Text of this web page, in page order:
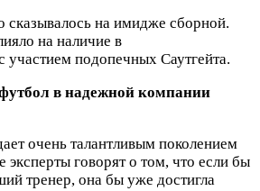
сказывалось на имидже сборной.
на наличие в
участием подопечных Саутгейта.
в надежной компании
очень талантливым поколением
говорят о том, что если бы
тренер, она бы уже достигла